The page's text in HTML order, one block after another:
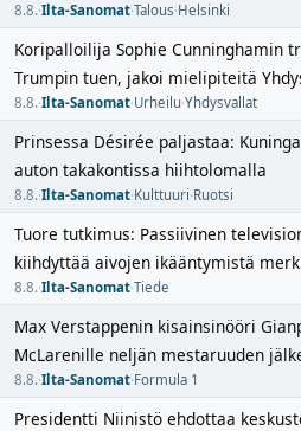
8.8.·Ilta-Sanomat·Talous·Helsinki
Koripalloilija Sophie Cunninghamin
Trumpin tuen, jakoi mielipiteitä
8.8.·Ilta-Sanomat·Urheilu·Yhdysvallat
Prinsessa Désirée paljastaa:
auton takakontissa hiihtolomalla
8.8.·Ilta-Sanomat·Kulttuuri·Ruotsi
Tuore tutkimus: Passiivinen
kiihdyttää aivojen ikääntymistä
8.8.·Ilta-Sanomat·Tiede
Max Verstappenin kisainsinööri
McLarenille neljän mestaruuden
8.8.·Ilta-Sanomat·Formula 1
Presidentti Niinistö ehdottaa